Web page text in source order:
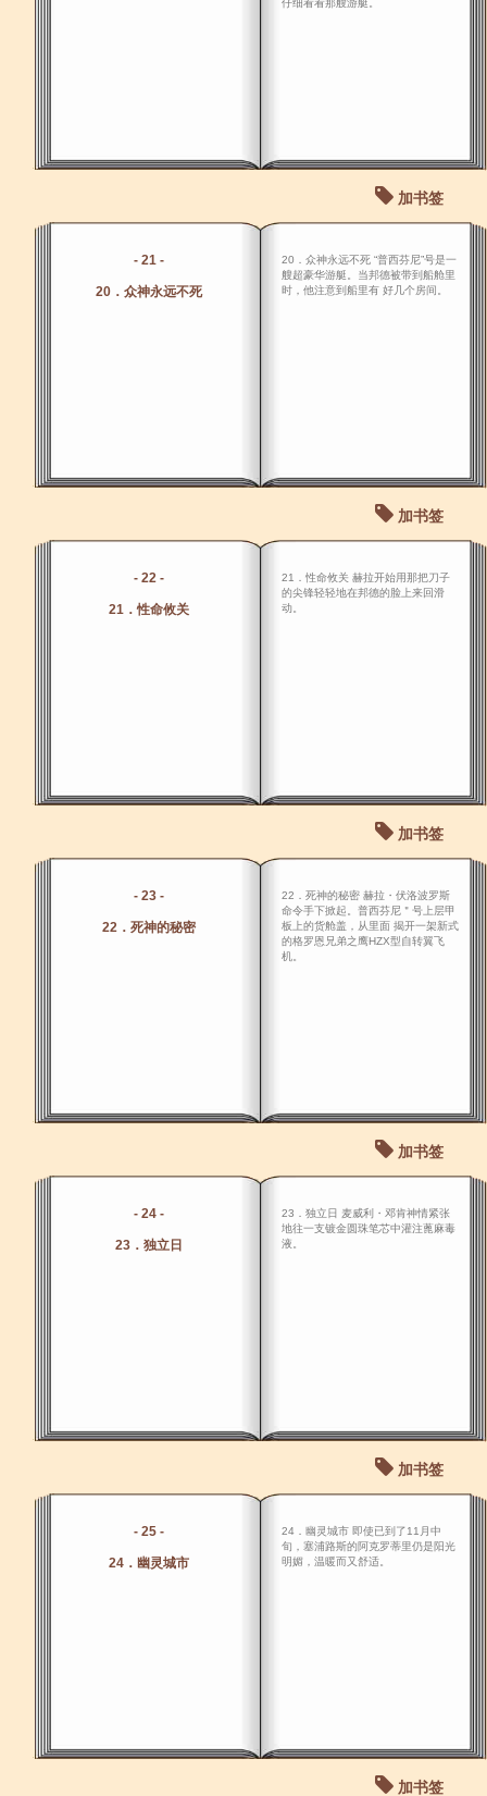
仔细看看那艘游艇。
加书签
- 21 -
20．众神永远不死
20．众神永远不死 “普西芬尼”号是一
艘超豪华游艇。当邦德被带到船舱里
时，他注意到船里有 好几个房间。
加书签
- 22 -
21．性命攸关
21．性命攸关 赫拉开始用那把刀子
的尖锋轻轻地在邦德的脸上来回滑
动。
加书签
- 23 -
22．死神的秘密
22．死神的秘密 赫拉・伏洛波罗斯
命令手下掀起。普西芬尼＂号上层甲
板上的货舱盖，从里面 揭开一架新式
的格罗恩兄弟之鹰HZX型自转翼飞
机。
加书签
- 24 -
23．独立日
23．独立日 麦威利・邓肯神情紧张
地往一支镀金圆珠笔芯中灌注蓖麻毒
液。
加书签
- 25 -
24．幽灵城市
24．幽灵城市 即使已到了11月中
旬，塞浦路斯的阿克罗蒂里仍是阳光
明媚，温暖而又舒适。
加书签